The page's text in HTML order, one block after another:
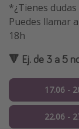
*¿Tienes
Puedes llamar
18h
🔻 Ej. de 3 a 5
17.06 -
22.06 -